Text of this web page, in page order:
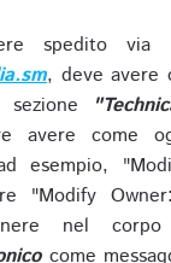
spedito via
, deve avere
avere come
esempio,
"Modify
nel
come